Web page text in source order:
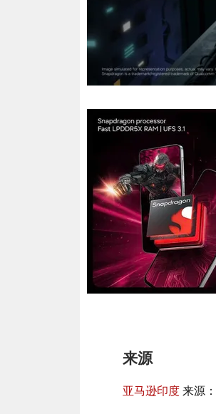
来源
亚马逊印度来源：